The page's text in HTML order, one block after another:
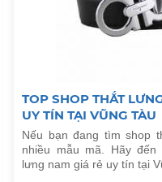
TOP SHOP THẮT
UY TÍN TẠI VŨNG TÀU
Nếu bạn đang tìm shop
nhiều mẫu mã. Hãy
lưng nam giá rẻ uy tín tại